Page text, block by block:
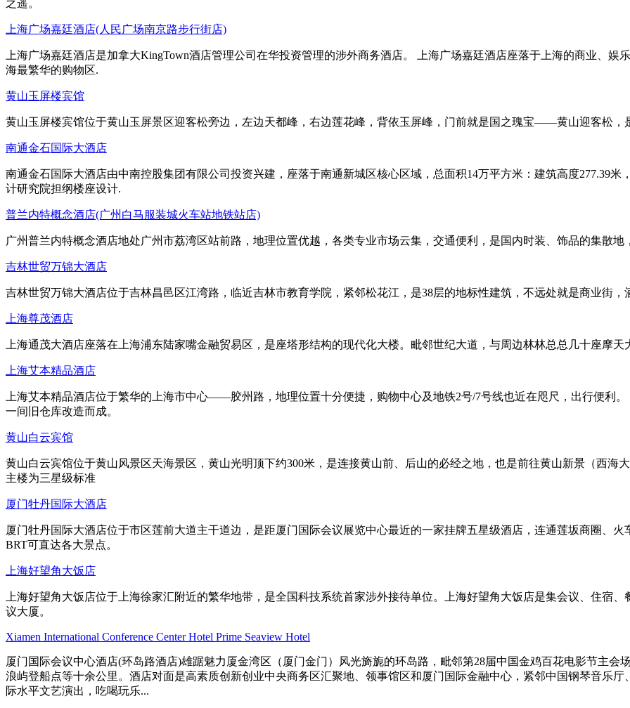
之遥。
上海广场嘉廷酒店(人民广场南京路步行街店)
上海广场嘉廷酒店是加拿大KingTown酒店管理公司在华投资管理的涉外商务酒店。 上海广场嘉廷酒店座落于上海的商业、
海最繁华的购物区.
黄山玉屏楼宾馆
黄山玉屏楼宾馆位于黄山玉屏景区迎客松旁边，左边天都峰，右边莲花峰，背依玉屏峰，门前就是国之瑰宝——黄山迎客松，
南通金石国际大酒店
南通金石国际大酒店由中南控股集团有限公司投资兴建，座落于南通新城区核心区域，总面积14万平方米：建筑高度277.39
计研究院担纲楼座设计.
普兰内特概念酒店(广州白马服装城火车站地铁站店)
广州普兰内特概念酒店地处广州市荔湾区站前路，地理位置优越，各类专业市场云集，交通便利，是国内时装、饰品的集散地
吉林世贸万锦大酒店
吉林世贸万锦大酒店位于吉林昌邑区江湾路，临近吉林市教育学院，紧邻松花江，是38层的地标性建筑，不远处就是商业街，
上海尊茂酒店
上海通茂大酒店座落在上海浦东陆家嘴金融贸易区，是座塔形结构的现代化大楼。毗邻世纪大道，与周边林林总总几十座摩天
上海艾本精品酒店
上海艾本精品酒店位于繁华的上海市中心——胶州路，地理位置十分便捷，购物中心及地铁2号/7号线也近在咫尺，出行便利
一间旧仓库改造而成。
黄山白云宾馆
黄山白云宾馆位于黄山风景区天海景区，黄山光明顶下约300米，是连接黄山前、后山的必经之地，也是前往黄山新景（西海
主楼为三星级标准
厦门牡丹国际大酒店
厦门牡丹国际大酒店位于市区莲前大道主干道边，是距厦门国际会议展览中心最近的一家挂牌五星级酒店，连通莲坂商圈、
BRT可直达各大景点。
上海好望角大饭店
上海好望角大饭店位于上海徐家汇附近的繁华地带，是全国科技系统首家涉外接待单位。上海好望角大饭店是集会议、住宿
议大厦。
Xiamen International Conference Center Hotel Prime Seaview Hotel
厦门国际会议中心酒店(环岛路酒店)雄踞魅力厦金湾区（厦门金门）风光旖旎的环岛路，毗邻第28届中国金鸡百花电影节主
浪屿登船点等十余公里。酒店对面是高素质创新创业中央商务区汇聚地、领事馆区和厦门国际金融中心，紧邻中国钢琴音乐
际水平文艺演出，吃喝玩乐...